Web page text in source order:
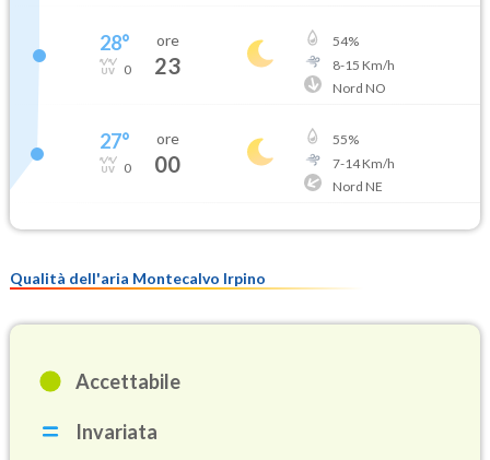
28°
0
ore
23
54%
8-15 Km/h
Nord NO
27°
0
ore
00
55%
7-14Km/h
Nord NE
Qualità dell'aria Montecalvo Irpino
Accettabile
Invariata